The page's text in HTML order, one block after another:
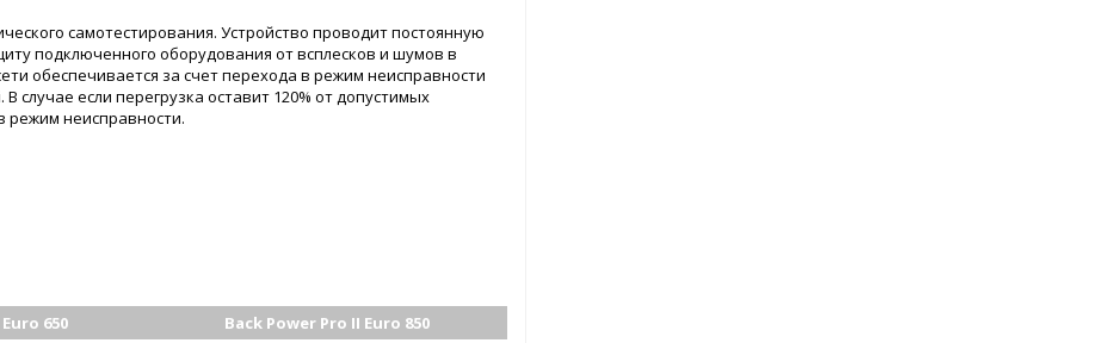
самотестирования. Устройство проводит постоянную
подключенного оборудования от всплесков и шумов в
обеспечивается за счет перехода в режим неисправности
случае если перегрузка оставит 120% от допустимых
режим неисправности.
650
Back Power Pro II Euro 850